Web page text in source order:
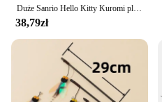
Duże Sanrio Hello Kitty Kuromi pluszowe zabawki miękka poduszka pluszowe lalki dla dzieci prezenty walentynkowe urodzinowe dla dziewczynek
38,79zł